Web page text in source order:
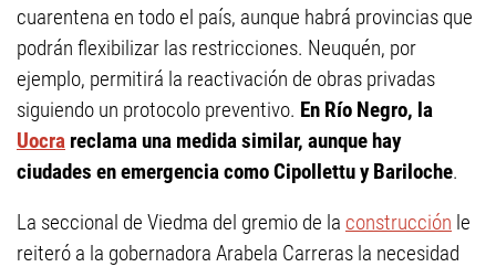
cuarentena en todo el país, aunque habrá provincias que
podrán flexibilizar las restricciones. Neuquén, por
ejemplo, permitirá la reactivación de obras privadas
siguiendo un protocolo preventivo. En Río Negro, la
Uocra reclama una medida similar, aunque hay
ciudades en emergencia como Cipollettu y Bariloche.
La seccional de Viedma del gremio de la construcción le
reiteró a la gobernadora Arabela Carreras la necesidad